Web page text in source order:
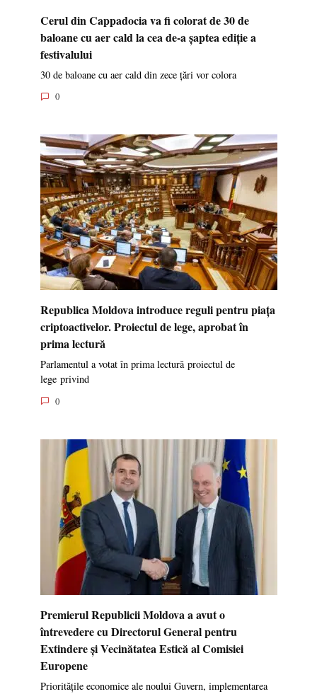
Cerul din Cappadocia va fi colorat de 30 de
baloane cu aer cald la cea de-a șaptea ediție a
festivalului
30 de baloane cu aer cald din zece țări vor colora
0
Republica Moldova introduce reguli pentru piața
criptoactivelor. Proiectul de lege, aprobat în
prima lectură
Parlamentul a votat în prima lectură proiectul de
lege privind
0
Premierul Republicii Moldova a avut o
întrevedere cu Directorul General pentru
Extindere și Vecinătatea Estică al Comisiei
Europene
Prioritățile economice ale noului Guvern, implementarea